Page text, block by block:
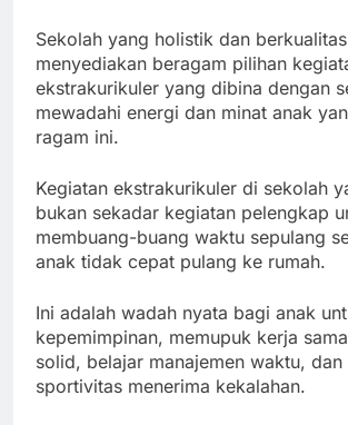
Sekolah yang holistik dan
menyediakan beragam pilihan
ekstrakurikuler yang dibina dengan
mewadahi energi dan minat anak
ragam ini.
Kegiatan ekstrakurikuler di sekolah
bukan sekadar kegiatan pelengkap
membuang-buang waktu sepulang
anak tidak cepat pulang ke rumah.
Ini adalah wadah nyata bagi anak
kepemimpinan, memupuk kerja
solid, belajar manajemen waktu, dan
sportivitas menerima kekalahan.